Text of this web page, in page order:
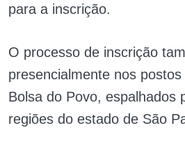
para a inscrição.
O processo de inscrição
presencialmente nos
Bolsa do Povo, espalhados
regiões do estado de São